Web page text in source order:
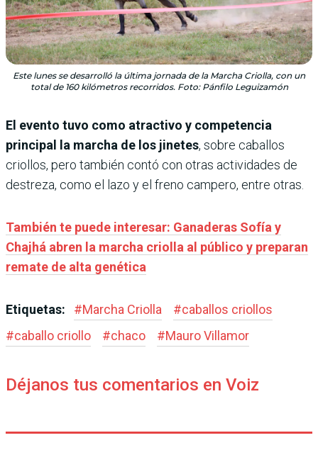
Este lunes se desarrolló la última jornada de la Marcha Criolla, con un
total de 160 kilómetros recorridos. Foto: Pánfilo Leguizamón
El evento tuvo como atractivo y competencia
principal la marcha de los jinetes, sobre caballos
criollos, pero también contó con otras actividades de
destreza, como el lazo y el freno campero, entre otras.
También te puede interesar: Ganaderas Sofía y
Chajhá abren la marcha criolla al público y preparan
remate de alta genética
Etiquetas: #Marcha Criolla #caballos criollos
#caballo criollo #chaco #Mauro Villamor
Déjanos tus comentarios en Voiz